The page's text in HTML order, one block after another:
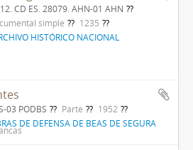
CD ES. 28079. AHN-01 AHN
simple
1235
HISTÓRICO NACIONAL
03 PODBS Parte
1952
DE DEFENSA DE BEAS DE SEGURA